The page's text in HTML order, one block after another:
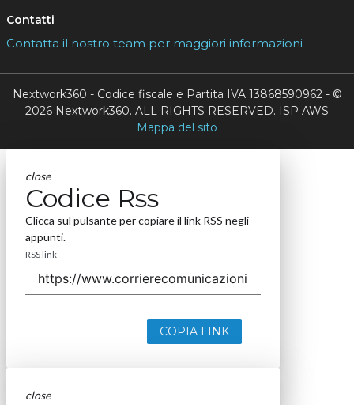
Contatti
Contatta il nostro team per maggiori informazioni
Nextwork360 - Codice fiscale e Partita IVA 13868590962 - ©
2026 Nextwork360. ALL RIGHTS RESERVED. ISP AWS
Mappa del sito
close
Codice Rss
Clicca sul pulsante per copiare il link RSS negli
appunti.
RSS link
COPIA LINK
close